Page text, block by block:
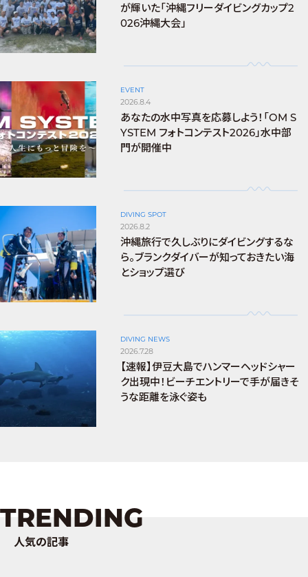
が輝いた「沖縄フリーダイビングカップ2
026沖縄大会」
EVENT
2026.8.4
あなたの水中写真を応募しよう！「OM S
YSTEM フォトコンテスト2026」水中部
門が開催中
DIVING SPOT
2026.8.2
沖縄旅行で久しぶりにダイビングするな
ら。ブランクダイバーが知っておきたい海
とショップ選び
DIVING NEWS
2026.7.28
【速報】伊豆大島でハンマーヘッドシャー
ク出現中！ビーチエントリーで手が届きそ
うな距離を泳ぐ姿も
TRENDING
人気の記事